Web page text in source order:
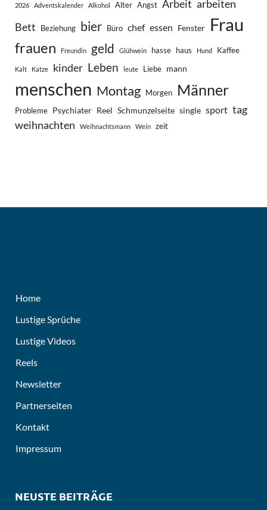
2026 Adventskalender Alkohol Alter Angst Arbeit arbeiten
Bett
Beziehung bier Büro chef essen Fenster Frau
frauen Freundin geld Glühwein hasse haus Hund Kaffee
Kalt Katze kinder Leben leute Liebe mann
menschen Montag Morgen Männer
Probleme Psychiater Reel Schmunzelseite single sport tag
weihnachten
Weihnachtsmann Wein zeit
Home
Lustige Sprüche
Lustige Videos
Reels
Newsletter
Partnerseiten
Kontakt
Impressum
NEUSTE BEITRÄGE